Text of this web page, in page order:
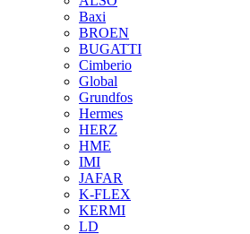
Baxi
BROEN
BUGATTI
Cimberio
Global
Grundfos
Hermes
HERZ
HME
IMI
JAFAR
K-FLEX
KERMI
LD